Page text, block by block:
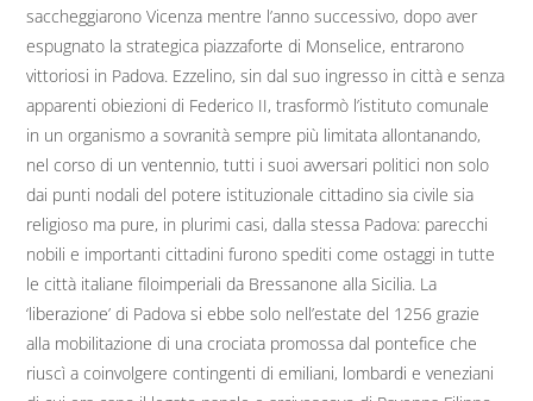
saccheggiarono Vicenza mentre l’anno successivo, dopo aver
espugnato la strategica piazzaforte di Monselice, entrarono
vittoriosi in Padova. Ezzelino, sin dal suo ingresso in città e senza
apparenti obiezioni di Federico II, trasformò l’istituto comunale
in un organismo a sovranità sempre più limitata allontanando,
nel corso di un ventennio, tutti i suoi avversari politici non solo
dai punti nodali del potere istituzionale cittadino sia civile sia
religioso ma pure, in plurimi casi, dalla stessa Padova: parecchi
nobili e importanti cittadini furono spediti come ostaggi in tutte
le città italiane filoimperiali da Bressanone alla Sicilia. La
‘liberazione’ di Padova si ebbe solo nell’estate del 1256 grazie
alla mobilitazione di una crociata promossa dal pontefice che
riuscì a coinvolgere contingenti di emiliani, lombardi e veneziani